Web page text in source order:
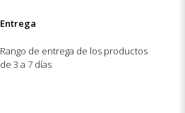
Entrega
Rango de entrega de los productos
de 3 a 7 días